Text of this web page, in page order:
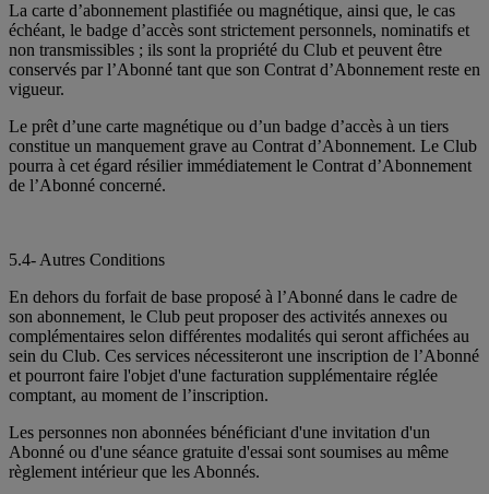
La carte d’abonnement plastifiée ou magnétique, ainsi que, le cas
échéant, le badge d’accès sont strictement personnels, nominatifs et
non transmissibles ; ils sont la propriété du Club et peuvent être
conservés par l’Abonné tant que son Contrat d’Abonnement reste en
vigueur.
Le prêt d’une carte magnétique ou d’un badge d’accès à un tiers
constitue un manquement grave au Contrat d’Abonnement. Le Club
pourra à cet égard résilier immédiatement le Contrat d’Abonnement
de l’Abonné concerné.
5.4- Autres Conditions
En dehors du forfait de base proposé à l’Abonné dans le cadre de
son abonnement, le Club peut proposer des activités annexes ou
complémentaires selon différentes modalités qui seront affichées au
sein du Club. Ces services nécessiteront une inscription de l’Abonné
et pourront faire l'objet d'une facturation supplémentaire réglée
comptant, au moment de l’inscription.
Les personnes non abonnées bénéficiant d'une invitation d'un
Abonné ou d'une séance gratuite d'essai sont soumises au même
règlement intérieur que les Abonnés.